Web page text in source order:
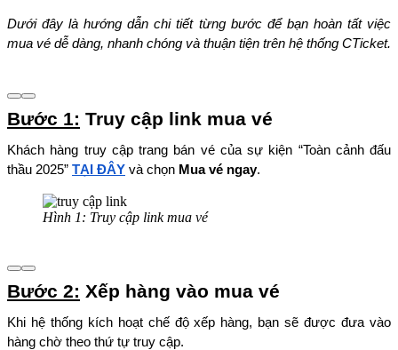
Dưới đây là hướng dẫn chi tiết từng bước để bạn hoàn tất việc
mua vé dễ dàng, nhanh chóng và thuận tiện trên hệ thống CTicket.
Bước 1: Truy cập link mua vé
Khách hàng truy cập trang bán vé của sự kiện “Toàn cảnh đấu
thầu 2025” TẠI ĐÂY và chọn Mua vé ngay.
Hình 1: Truy cập link mua vé
Bước 2: Xếp hàng vào mua vé
Khi hệ thống kích hoạt chế độ xếp hàng, bạn sẽ được đưa vào
hàng chờ theo thứ tự truy cập.